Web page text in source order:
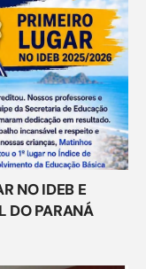
NO IDEB E
DO PARANÁ